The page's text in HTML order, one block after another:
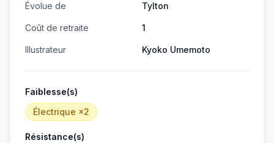
Évolue de Tylton
Coût de retraite 1
Illustrateur Kyoko Umemoto
Faiblesse(s)
Électrique ×2
Résistance(s)